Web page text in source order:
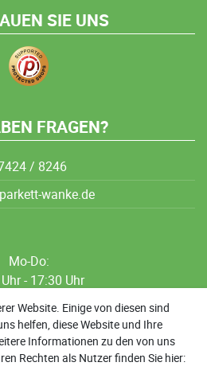
SIE UNS
FRAGEN?
/ 8246
wanke.de
Mo-Do:
- 17:30 Uhr
- 12:00 Uhr
Uhr - 17:30 Uhr
Uhr - 13:00 Uhr
Website. Einige von diesen sind
helfen, diese Website und Ihre
Informationen zu den von uns
Rechten als Nutzer finden Sie hier: